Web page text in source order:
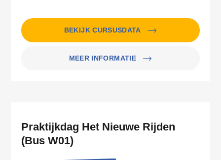
BEKIJK CURSUSDATA
MEER INFORMATIE
Praktijkdag Het Nieuwe Rijden
(Bus W01)